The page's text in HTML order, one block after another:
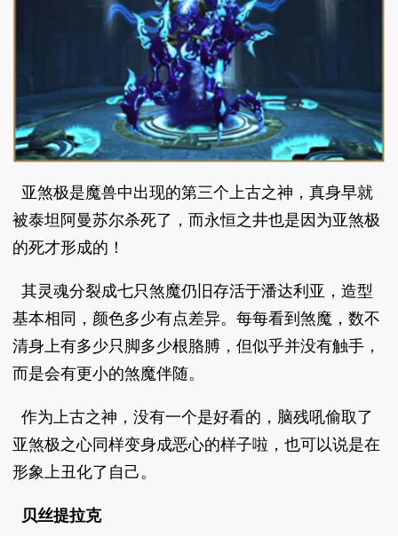
亚煞极是魔兽中出现的第三个上古之神，真身早就
被泰坦阿曼苏尔杀死了，而永恒之井也是因为亚煞极
的死才形成的！
其灵魂分裂成七只煞魔仍旧存活于潘达利亚，造型
基本相同，颜色多少有点差异。每每看到煞魔，数不
清身上有多少只脚多少根胳膊，但似乎并没有触手，
而是会有更小的煞魔伴随。
作为上古之神，没有一个是好看的，脑残吼偷取了
亚煞极之心同样变身成恶心的样子啦，也可以说是在
形象上丑化了自己。
贝丝提拉克